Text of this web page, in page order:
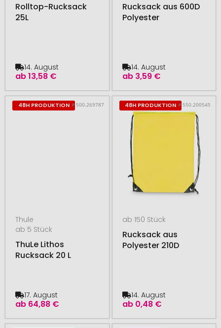
Rolltop-Rucksack
25L
ab13,58 €
14. August
Rucksack aus 600D
Polyester
ab 3,59 €
14. August
48H PRODUKTION # 500.269787
Thule
ab 5 Stück
ThuLe Lithos
Rucksack 20 L
ab 64,88 €
17. August
48H PRODUKTION # 550.200545
ab 150 Stück
Rucksack aus
Polyester 210D
ab 0,48 €
14. August